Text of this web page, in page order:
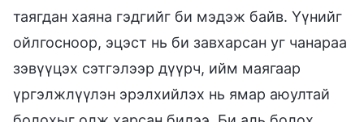
таягдан хаяна гэдгийг би мэдэж байв. Үүнийг
ойлгосноор, эцэст нь би завхарсан уг чанараа
зэвүүцэх сэтгэлээр дүүрч, ийм маягаар
үргэлжлүүлэн эрэлхийлэх нь ямар аюултай